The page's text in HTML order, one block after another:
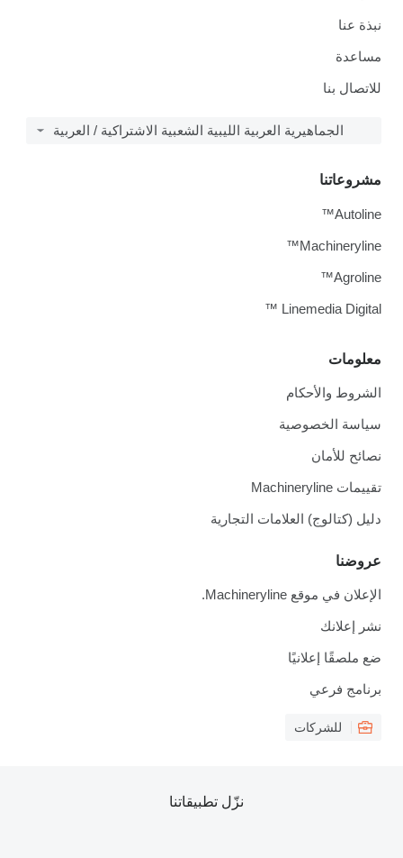
نبذة عنا
مساعدة
للاتصال بنا
الجماهيرية العربية الليبية الشعبية الاشتراكية / العربية
معلومات
الشروط والأحكام
سياسة الخصوصية
نصائح للأمان
تقييمات Machineryline
دليل (كتالوج) العلامات التجارية
عروضنا
الإعلان في موقع Machineryline.
نشر إعلانك
ضع ملصقًا إعلانيًا
برنامج فرعي
للشركات
مشروعاتنا
Autoline™
Machineryline™
Agroline™
Linemedia Digital ™
نزّل تطبيقاتنا